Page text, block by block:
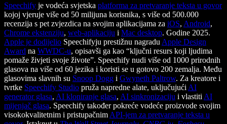
Speechify je vodeća svjetska platforma za pretvaranje teksta u govor
kojoj vjeruje više od 50 milijuna korisnika, s više od 500.000
recenzija s pet zvjezdica na svojim aplikacijama za iOS, Android,
Chrome ekstenziju, web-aplikaciju i Mac desktop. Godine 2025.
Apple je dodijelio Speechifyju prestižnu nagradu Apple Design
Award na WWDC-u, opisavši ga kao “ključni resurs koji ljudima
pomaže živjeti svoje živote”. Speechify nudi više od 1000 prirodnih
glasova na više od 60 jezika i koristi se u gotovo 200 zemalja. Među
glasovima slavnih su Snoop Dogg i Gwyneth Paltrow. Za kreatore i
tvrtke Speechify Studio pruža napredne alate, uključujući AI
generator glasa, AI kloniranje glasa, AI sinkronizaciju i vlastiti AI
mijenjač glasa. Speechify također pokreće vodeće proizvode svojim
visokokvalitetnim i pristupačnim API-jem za pretvaranje teksta u